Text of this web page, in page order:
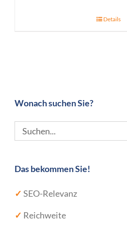
Details
Wonach suchen Sie?
Das bekommen Sie!
✓ SEO-Relevanz
✓ Reichweite